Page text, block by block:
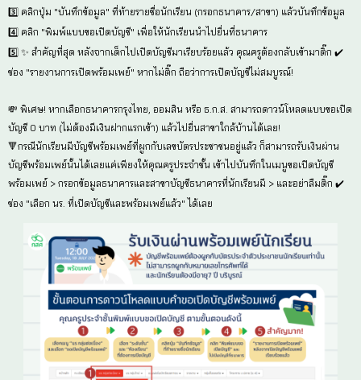
รับเงินผ่านพร้อมเพย์ผู้ปกครอง... เช็กเงื่อนไขให้เป๊ะ เงินเ
หากคุณครูประจำชั้นตรวจสอบข้อมูลบัญชีพร้อมเพย์ของผู้
1️⃣ กรณีผู้ปกครองมีบัญชีพร้อมเพย์อยู่แล้ว คุณครูช่วยตร
เกณฑ์ของ กสศ.
2️⃣ กรณีผู้ปกครองยังไม่เคยมีบัญชีพร้อมเพย์ คุณครูแจ้งใ
บัญชีให้ถูกต้อง
🚨 2 เช็กลิสต์ บัญชีพร้อมเพย์ผู้ปกครองที่ถูกต้อง
1️⃣ ชื่อ-นามสกุลของผู้ปกครอง ต้องตรงกับบุคคลที่ระบุไ